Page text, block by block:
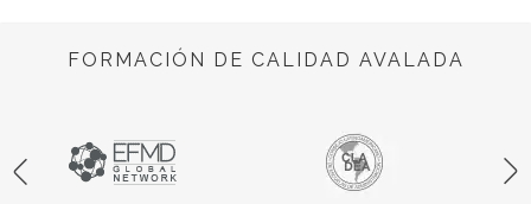
FORMACIÓN DE CALIDAD AVALADA